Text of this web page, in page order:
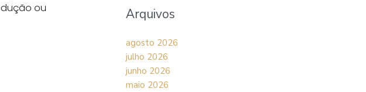
ou
Arquivos
agosto 2026
julho 2026
junho 2026
maio 2026